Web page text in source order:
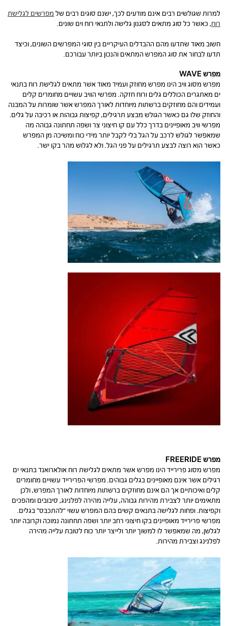
למרות שגולשים רבים אינם מודעים לכך, ישנם סוגים רבים של מפרשים לגלישת
רוח , כאשר כל סוג מתאים לסגנון גלישה ולתנאי רוח וים שונים.
חשוב מאוד שתדעו מהם ההבדלים העיקריים בין סוגי המפרשים השונים, וכיצד
תדעו לבחור את סוג המפרש המתאים והנכון ביותר עבורכם.
מפרש WAVE
מפרש מסוג וויב הינו מפרש מחוזק ועמיד מאוד אשר מתאים לגלישת רוח בתנאי
ים מאתגרים הכוללים גלים ורוח חזקה. מפרשי הוויב עשויים מחומרים קלים
ועמידים והם מחוזקים ברשתות מיוחדות לאורך המפרש אשר שומרות על המבנה
והחוזק שלו גם כאשר הגולש מבצע תרגילים, קפיצות גבוהות או רכיבה על גלים.
מפרשי וויב מאופיינים בדרך כלל עם קו חיצוני צר ושפה תחתונה גבוהה מה
שמאפשר לגולש לרכב על הגל בלי לקבל יותר מידי כוח ומשיכה מן המפרש
כאשר הוא רוצה לבצע תרגילים על פני הגל. ולא לגלוש מהר בקו ישר.
מפרש FREERIDE
מפרש מסוג פרירייד הינו מפרש אשר מתאים לגלישת רוח אולארואנד בתנאי ים
רגילים אשר אינם מאופיינים בגלים גבוהים. מפרשי הפרירייד עשויים מחומרים
קלים ואיכותיים אך הם אינם מחוזקים ברשתות מיוחדות לאורך המפרש, ולכן
מתאימים יותר לצבירת מהירות גבוהה, עלייה מהירה לפלנינג, סיבובים ומהפכים
וקפיצות. ופחות לגלישה בתנאים קשים בהם המפרש עשוי “להתכבס” בגלים.
מפרשי פרירייד מאופיינים בקו חיצוני רחב יותר ושפה תחתונה נמוכה וקרובה יותר
לגלשן, מה שמאפשר לו למשוך יותר ולייצר יותר כוח לטובת עלייה מהירה
לפלנינג וצבירת מהירות.